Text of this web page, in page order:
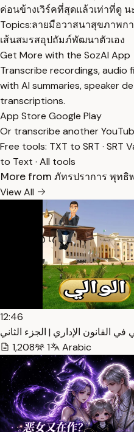
ค่อนข้างเวิร์คที่สุดแล้วเท่าที่ดู
Topics:ลายมือวาสนาสุขภาพก
เส้นสมรสอุปถัมภ์พัฒนาตัวเอง
Get More with the SozAI App
Transcribe recordings, audio
with AI summaries, speaker
transcriptions.
App Store Google Play
Or transcribe another
Free tools: TXT to SRT · SRT
to Text · All tools
More from ภัทรปราการ พุทธิ
View All
12:46
1,208
1 Arabic